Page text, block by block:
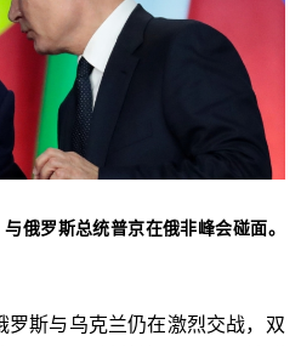
俄罗斯总统普京在俄非峰会碰面。
罗斯与乌克兰仍在激烈交战，双